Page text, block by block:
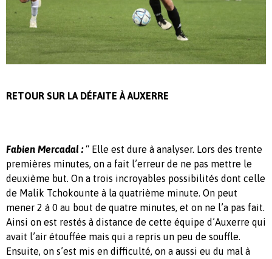
RETOUR SUR LA DÉFAITE À AUXERRE
Fabien Mercadal :“ Elle est dure à analyser. Lors des trente
premières minutes, on a fait l’erreur de ne pas mettre le
deuxième but. On a trois incroyables possibilités dont celle
de Malik Tchokounte à la quatrième minute. On peut
mener 2 à 0 au bout de quatre minutes, et on ne l’a pas fait.
Ainsi on est restés à distance de cette équipe d’Auxerre qui
avait l’air étouffée mais qui a repris un peu de souffle.
Ensuite, on s’est mis en difficulté, on a aussi eu du mal à